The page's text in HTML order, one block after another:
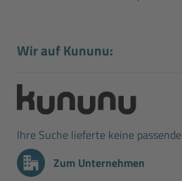
Wir auf Kununu:
Ihre Suche lieferte keine
Zum Unternehmen